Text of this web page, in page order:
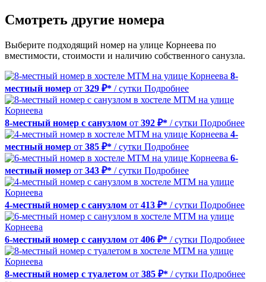
Смотреть другие номера
Выберите подходящий номер на улице Корнеева по
вместимости, стоимости и наличию собственного санузла.
8-
местный номер от 329 ₽* / сутки Подробнее
8-местный номер с санузлом от 392 ₽* / сутки Подробнее
4-
местный номер от 385 ₽* / сутки Подробнее
6-
местный номер от 343 ₽* / сутки Подробнее
4-местный номер с санузлом от 413 ₽* / сутки Подробнее
6-местный номер с санузлом от 406 ₽* / сутки Подробнее
8-местный номер с туалетом от 385 ₽* / сутки Подробнее